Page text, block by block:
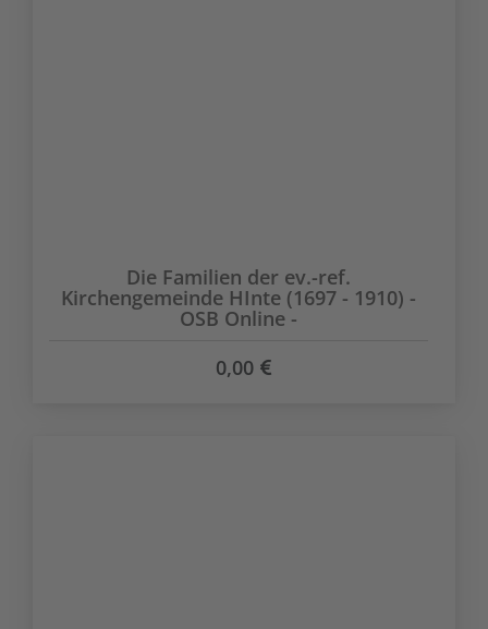
Die Familien der ev.-ref.
Kirchengemeinde HInte (1697 - 1910) -
OSB Online -
0,00